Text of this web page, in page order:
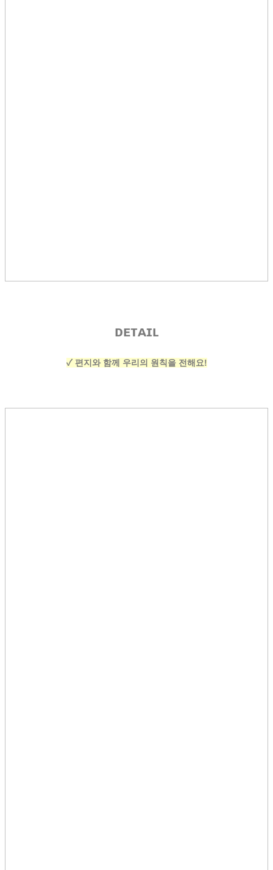
ᴅᴇᴛᴀɪʟ
✓ 편지와 함께 우리의 원칙을 전해요!